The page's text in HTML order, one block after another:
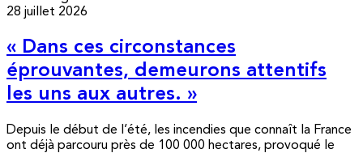
28 juillet 2026
« Dans ces circonstances
éprouvantes, demeurons attentifs
les uns aux autres. »
Depuis le début de l’été, les incendies que connaît la France
ont déjà parcouru près de 100 000 hectares, provoqué le